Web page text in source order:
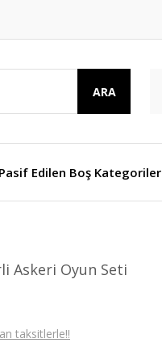
ARA
Pasif Edilen Boş Kategoriler
Askeri Oyun Seti
taksitlerle!!